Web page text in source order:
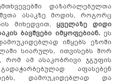
დაზარალებულთა
ასაკზე მოდის, როგორც
მიხედვით,ყველაზე დიდი
ბავშვები იმყოფებიან. ეს
იწყებს ეზოში
სიარულს, ითვისებს შორ
რომ ამ ასაკობრივი ჯგუფის
აფასებენ
დამოუკიდებლად და